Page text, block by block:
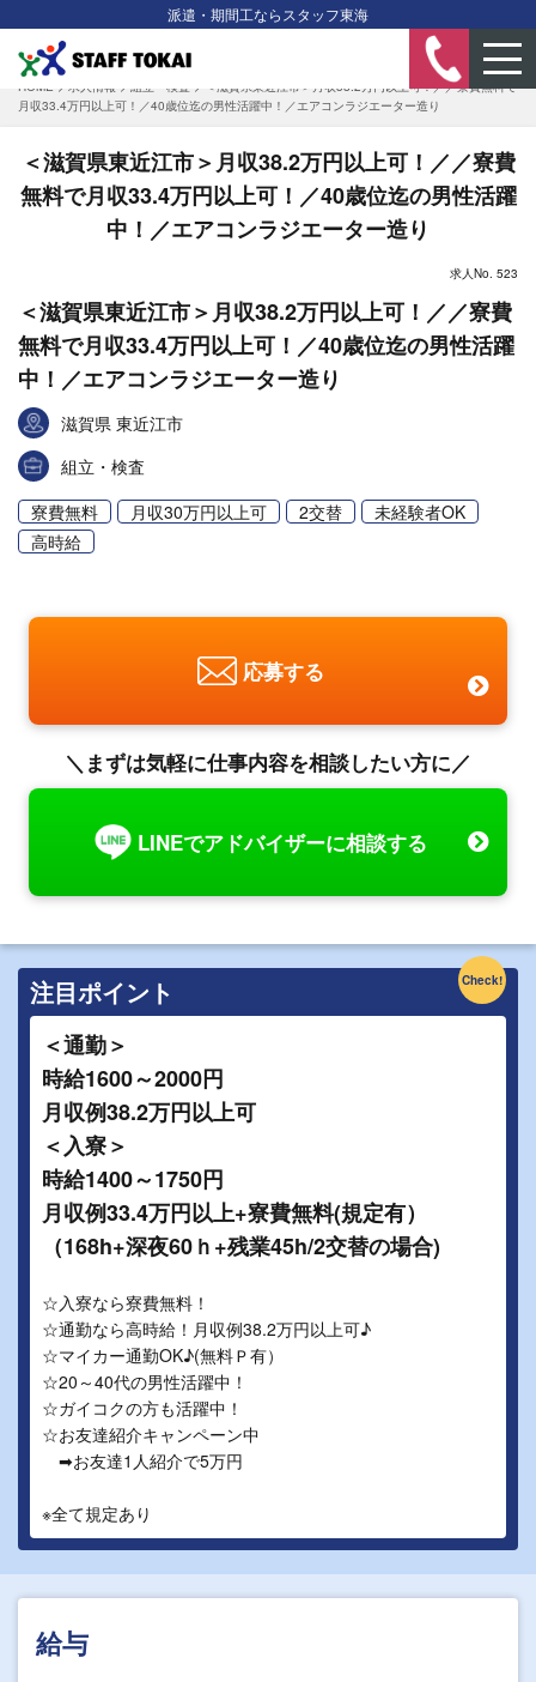
派遣・期間工ならスタッフ東海
HOME > 求人情報 > 組立・検査 >
＜滋賀県東近江市＞月収38.2万円以上可！／／寮費無料で
月収33.4万円以上可！／40歳位迄の男性活躍中！／エアコンラジエーター造り
＜滋賀県東近江市＞月収38.2万円以上可！／／寮費
無料で月収33.4万円以上可！／40歳位迄の男性活躍
中！／エアコンラジエーター造り
求人No. 523
＜滋賀県東近江市＞月収38.2万円以上可！／／寮費
無料で月収33.4万円以上可！／40歳位迄の男性活躍
中！／エアコンラジエーター造り
滋賀県 東近江市
組立・検査
寮費無料
月収30万円以上可 2交替
未経験者OK
高時給
応募する
＼まずは気軽に仕事内容を相談したい方に／
LINEでアドバイザーに相談する
注目ポイント Check!
＜通勤＞
時給1600～2000円
月収例38.2万円以上可
＜入寮＞
時給1400～1750円
月収例33.4万円以上+寮費無料(規定有）
（168h+深夜60ｈ+残業45h/2交替の場合)
☆入寮なら寮費無料！
☆通勤なら高時給！月収例38.2万円以上可♪
☆マイカー通勤OK♪(無料Ｐ有）
☆20～40代の男性活躍中！
☆ガイコクの方も活躍中！
☆お友達紹介キャンペーン中
➡お友達1人紹介で5万円
※全て規定あり
給与